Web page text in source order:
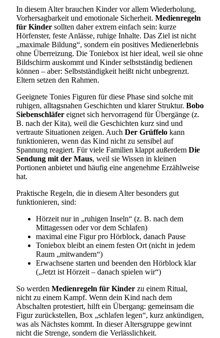
In diesem Alter brauchen Kinder vor allem Wiederholung,
Vorhersagbarkeit und emotionale Sicherheit. Medienregeln
für Kinder sollten daher extrem einfach sein: kurze
Hörfenster, feste Anlässe, ruhige Inhalte. Das Ziel ist nicht
„maximale Bildung“, sondern ein positives Medienerlebnis
ohne Überreizung. Die Toniebox ist hier ideal, weil sie ohne
Bildschirm auskommt und Kinder selbstständig bedienen
können – aber: Selbstständigkeit heißt nicht unbegrenzt.
Eltern setzen den Rahmen.
Geeignete Tonies Figuren für diese Phase sind solche mit
ruhigen, alltagsnahen Geschichten und klarer Struktur. Bobo
Siebenschläfer eignet sich hervorragend für Übergänge (z.
B. nach der Kita), weil die Geschichten kurz sind und
vertraute Situationen zeigen. Auch Der Grüffelo kann
funktionieren, wenn das Kind nicht zu sensibel auf
Spannung reagiert. Für viele Familien klappt außerdem Die
Sendung mit der Maus, weil sie Wissen in kleinen
Portionen anbietet und häufig eine angenehme Erzählweise
hat.
Praktische Regeln, die in diesem Alter besonders gut
funktionieren, sind:
Hörzeit nur in „ruhigen Inseln“ (z. B. nach dem
Mittagessen oder vor dem Schlafen)
maximal eine Figur pro Hörblock, danach Pause
Toniebox bleibt an einem festen Ort (nicht in jedem
Raum „mitwandern“)
Erwachsene starten und beenden den Hörblock klar
(„Jetzt ist Hörzeit – danach spielen wir“)
So werden Medienregeln für Kinder zu einem Ritual,
nicht zu einem Kampf. Wenn dein Kind nach dem
Abschalten protestiert, hilft ein Übergang: gemeinsam die
Figur zurückstellen, Box „schlafen legen“, kurz ankündigen,
was als Nächstes kommt. In dieser Altersgruppe gewinnt
nicht die Strenge, sondern die Verlässlichkeit.